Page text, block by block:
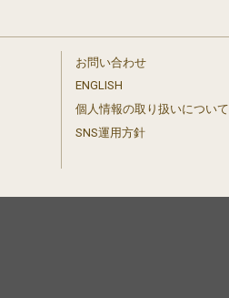
お問い合わせ
ENGLISH
個人情報の取り扱いについて
SNS運用方針